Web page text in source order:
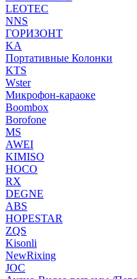
LEOTEC
NNS
ГОРИЗОНТ
KA
Портативные Колонки
KTS
Wster
Микрофон-караоке
Boombox
Borofone
MS
AWEI
KIMISO
HOCO
RX
DEGNE
ABS
HOPESTAR
ZQS
Kisonli
NewRixing
JOC